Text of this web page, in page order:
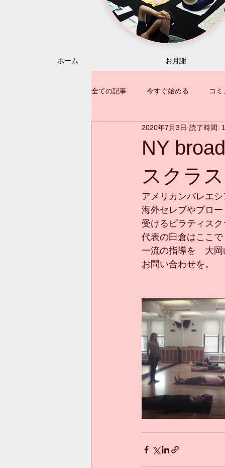
ホーム お月謝
全ての記事 今すぐ始める コ
NY
スクラ
2020年7月3日 読了時間:
アメリカンバレエ
海外セレブやブロ
受けるピラティス
代表の臼倉はここ
一流の指導を　大
お問い合わせを。